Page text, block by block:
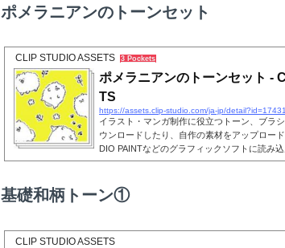
ポメラニアンのトーンセット
CLIP STUDIO ASSETS 3 Pockets
ポメラニアンのトーンセット -
TS
https://assets.clip-studio.com/ja-jp/
イラスト・マンガ制作に役立つトーン、ブラ
ウンロードしたり、自作の素材をアップロー
DIO PAINTなどのグラフィックソフトに読み込
基礎和柄トーン①
CLIP STUDIO ASSETS